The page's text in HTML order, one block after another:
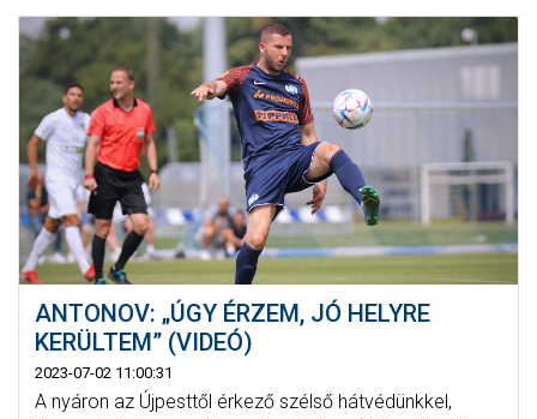
ANTONOV: „ÚGY ÉRZEM, JÓ HELYRE
KERÜLTEM” (VIDEÓ)
2023-07-02 11:00:31
A nyáron az Újpesttől érkező szélső hátvédünkkel,